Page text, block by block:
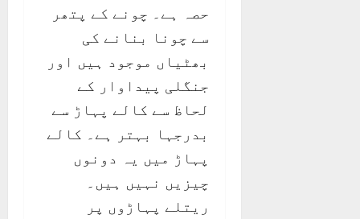
حصہ ہے۔ چونے کے پتھر
سے چونا بنانے کی
بھٹیاں موجود ہیں اور
جنگلی پیداوار کے
لحاظ سے کالے پہاڑ سے
بدرجہا بہتر ہے۔ کالے
پہاڑ میں یہ دونوں
چیزیں نہیں ہیں۔
ریتلے پہاڑوں پر